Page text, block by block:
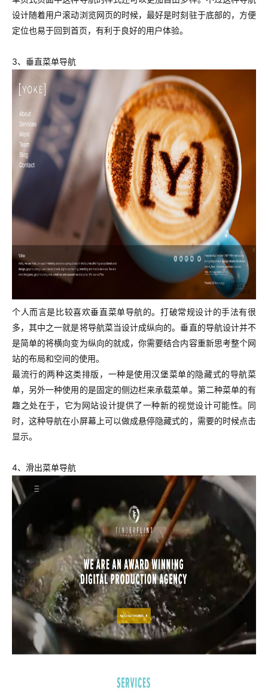
设计随着用户滚动浏览网页的时候，最好是时刻驻于底部的，方便
定位也易于回到首页，有利于良好的用户体验。
3、垂直菜单导航
个人而言是比较喜欢垂直菜单导航的。打破常规设计的手法有很
多，其中之一就是将导航菜当设计成纵向的。垂直的导航设计并不
是简单的将横向变为纵向的就成，你需要结合内容重新思考整个网
站的布局和空间的使用。
最流行的两种这类排版，一种是使用汉堡菜单的隐藏式的导航菜
单，另外一种使用的是固定的侧边栏来承载菜单。 第二种菜单的有
趣之处在于，它为网站设计提供了一种新的视觉设计可能性。同
时，这种导航在小屏幕上可以做成悬停隐藏式的，需要的时候点击
显示。
4、滑出菜单导航